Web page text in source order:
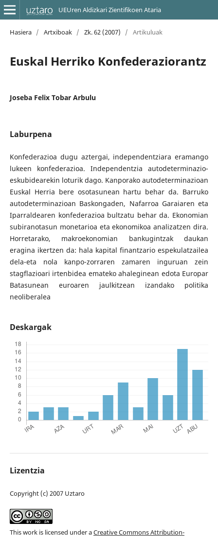
UEUren Aldizkari Zientifikoen Ataria
Hasiera / Artxiboak / Zk. 62 (2007) / Artikuluak
Euskal Herriko Konfederaziorantz
Joseba Felix Tobar Arbulu
Laburpena
Konfederazioa dugu aztergai, independentziara eramango
lukeen konfederazioa. Independentzia autodeterminazio-
eskubidearekin loturik dago. Kanporako autodeterminazioan
Euskal Herria bere osotasunean hartu behar da. Barruko
autodeterminazioan Baskongaden, Nafarroa Garaiaren eta
Iparraldearen konfederazioa bultzatu behar da. Ekonomian
subiranotasun monetarioa eta ekonomikoa analizatzen dira.
Horretarako, makroekonomian bankugintzak daukan
eragina ikertzen da: hala kapital finantzario espekulatzailea
dela-eta nola kanpo-zorraren zamaren inguruan zein
stagflazioari irtenbidea emateko ahaleginean edota Europar
Batasunean euroaren jaulkitzean izandako politika
neoliberalea
Deskargak
Lizentzia
Copyright (c) 2007 Uztaro
This work is licensed under aCreative Commons Attribution-